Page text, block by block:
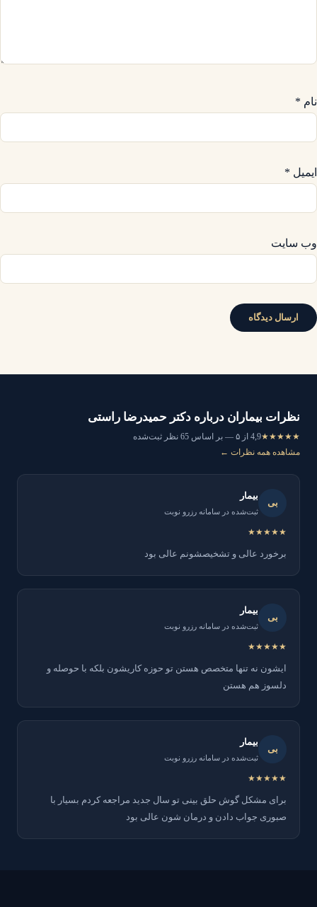
نام *
ایمیل *
وب‌ سایت
نظرات بیماران درباره دکتر حمیدرضا راستی
★★★★★4,9 از ۵ — بر اساس 65 نظر ثبت‌شده
مشاهده همه نظرات ←
بی
بیمار
ثبت‌شده در سامانه رزرو نوبت
★★★★★
برخورد عالی و تشخیصشونم عالی بود
بی
بیمار
ثبت‌شده در سامانه رزرو نوبت
★★★★★
ایشون نه تنها متخصص هستن تو حوزه کاریشون بلکه با حوصله و
دلسوز هم هستن
بی
بیمار
ثبت‌شده در سامانه رزرو نوبت
★★★★★
برای مشکل گوش حلق بینی تو سال جدید مراجعه کردم بسیار با
صبوری جواب دادن و درمان شون عالی بود